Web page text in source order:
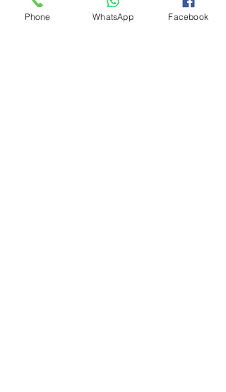
помнит о нем и расходует
Phone WhatsApp Facebook